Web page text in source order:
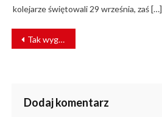
kolejarze świętowali 29 września, zaś […]
NAWIGACJA
WPISU
Tak wyglądać będą nowe pociągi Kolei Wielkopolskich [WIZUALIZACJE]
Dodaj komentarz